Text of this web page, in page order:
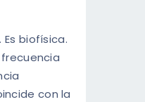
biofísica.
con la